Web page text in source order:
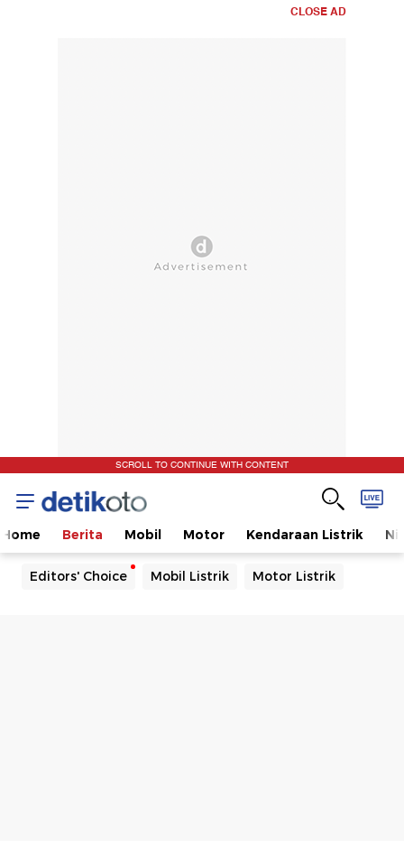
CLOSE AD
SCROLL TO CONTINUE WITH CONTENT
Home Berita Mobil Motor Kendaraan Listrik
Editors' Choice Mobil Listrik Motor Listrik